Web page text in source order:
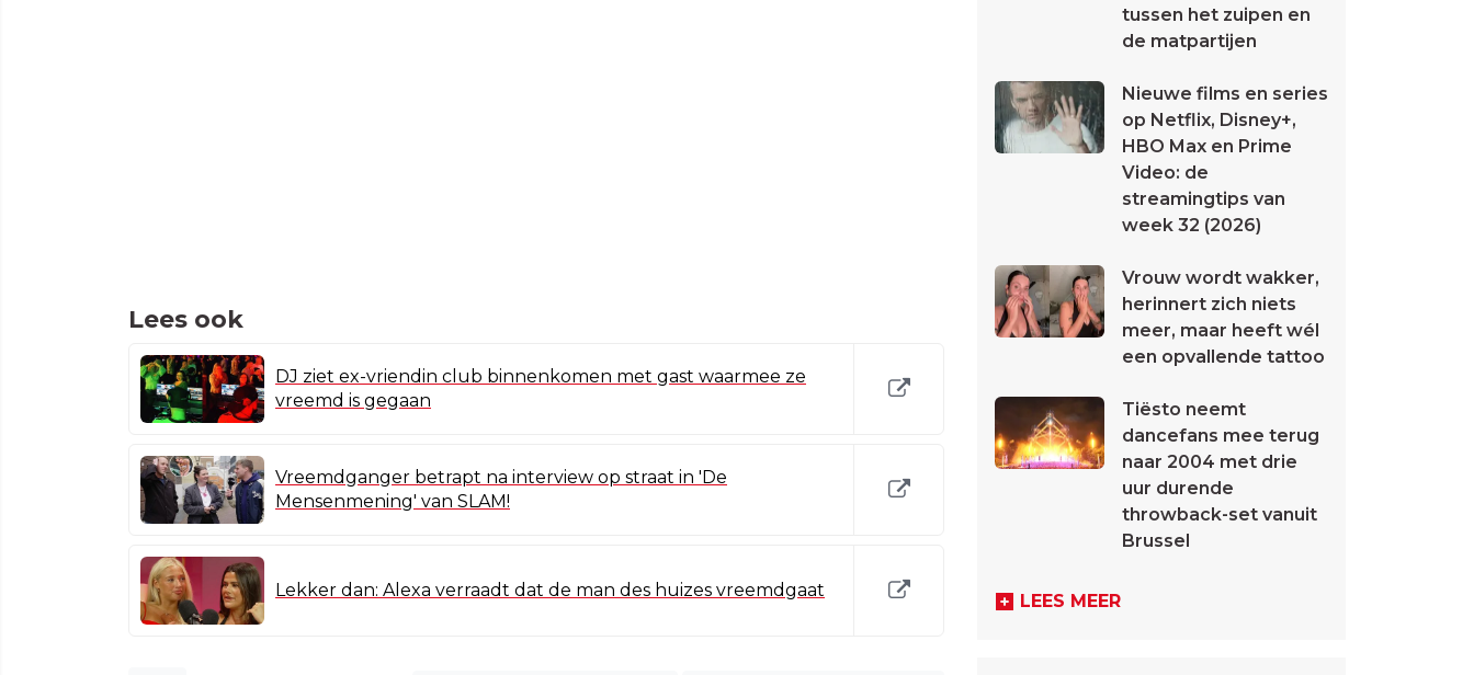
Lees ook
DJ ziet ex-vriendin club binnenkomen met gast waarmee ze
vreemd is gegaan
Vreemdganger betrapt na interview op straat in 'De
Mensenmening' van SLAM!
Lekker dan: Alexa verraadt dat de man des huizes vreemdgaat
tussen het zuipen en
de matpartijen
Nieuwe films en series
op Netflix, Disney+,
HBO Max en Prime
Video: de
streamingtips van
week 32 (2026)
Vrouw wordt wakker,
herinnert zich niets
meer, maar heeft wél
een opvallende tattoo
Tiësto neemt
dancefans mee terug
naar 2004 met drie
uur durende
throwback-set vanuit
Brussel
LEES MEER